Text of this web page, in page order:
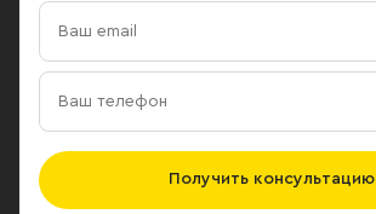
Получить консультацию